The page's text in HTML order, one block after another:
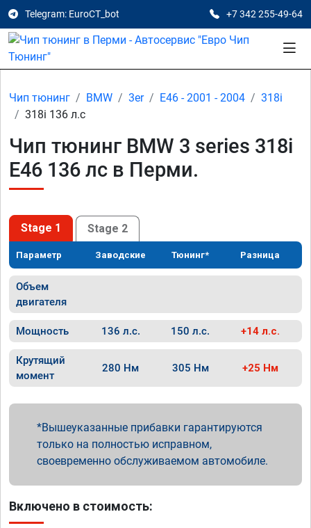
Telegram: EuroCT_bot +7 342 255-49-64
Чип тюнинг BMW 3er E46 - 2001 - 2004
318i
318i 136 л.с
Чип тюнинг BMW 3 series 318i
E46 136 лс в Перми.
Stage 1 Stage 2
Параметр Заводские Тюнинг* Разница
Объем
двигателя
Мощность 136 л.с. 150 л.с. +14 л.с.
Крутящий
момент
280 Нм 305 Нм +25 Нм
Вышеуказанные прибавки гарантируются
только на полностью исправном,
своевременно обслуживаемом автомобиле.
Включено в стоимость: